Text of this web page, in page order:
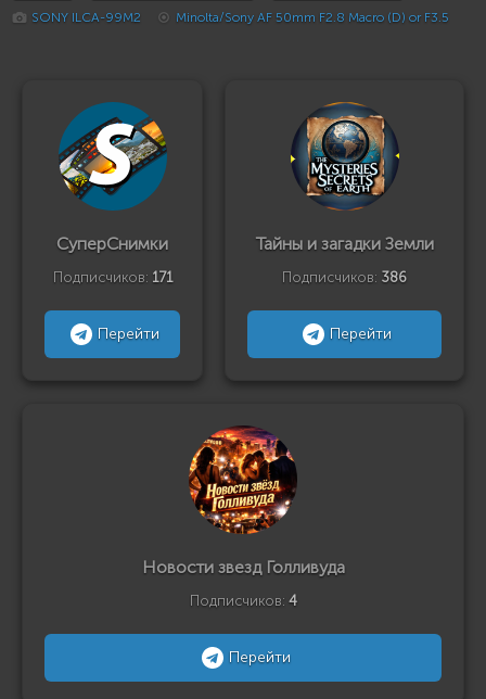
SONY ILCA-99M2
Minolta/Sony AF 50mm F2.8 Macro (D) or F3.5
СуперСнимки
Подписчиков: 171
Перейти
Тайны и загадки Земли
Подписчиков: 386
Перейти
Новости звезд Голливуда
Подписчиков: 4
Перейти